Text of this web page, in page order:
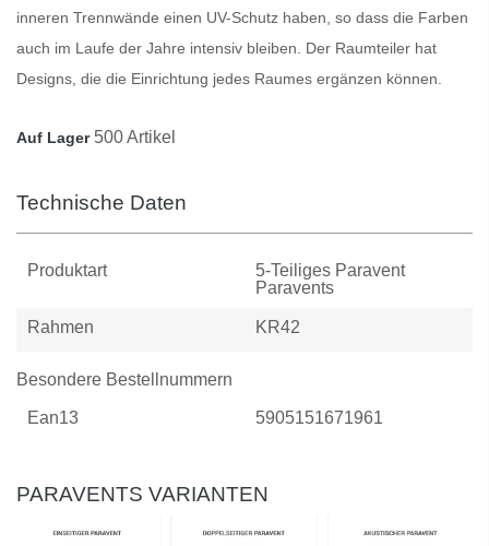
inneren Trennwände einen UV-Schutz haben, so dass die Farben
auch im Laufe der Jahre intensiv bleiben. Der Raumteiler hat
Designs, die die Einrichtung jedes Raumes ergänzen können.
Auf Lager 500 Artikel
Technische Daten
Produktart
5-Teiliges Paravent
Paravents
Rahmen KR42
Besondere Bestellnummern
Ean13 5905151671961
PARAVENTS VARIANTEN